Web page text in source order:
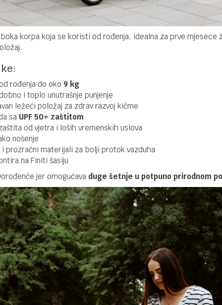
korpa koja se koristi od rođenja, idealna za prve mjesece
rođenja do oko 9 kg
i toplo unutrašnje punjenje
ležeći položaj za zdrav razvoj kičme
sa UPF 50+ zaštitom
od vjetra i loših vremenskih uslova
nošenje
prozračni materijali za bolji protok vazduha
na Finiti šasiju
jer omogućava duge šetnje u potpuno prirodnom